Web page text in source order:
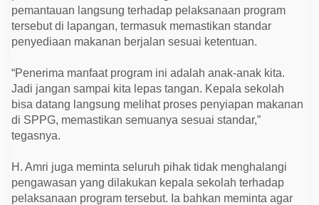
pemantauan langsung terhadap pelaksanaan program
tersebut di lapangan, termasuk memastikan standar
penyediaan makanan berjalan sesuai ketentuan.
“Penerima manfaat program ini adalah anak-anak kita.
Jadi jangan sampai kita lepas tangan. Kepala sekolah
bisa datang langsung melihat proses penyiapan makanan
di SPPG, memastikan semuanya sesuai standar,”
tegasnya.
H. Amri juga meminta seluruh pihak tidak menghalangi
pengawasan yang dilakukan kepala sekolah terhadap
pelaksanaan program tersebut. Ia bahkan meminta agar